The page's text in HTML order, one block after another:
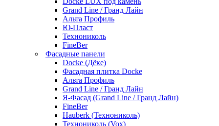
Grand Line / Гранд Лайн
Альта Профиль
Ю-Пласт
Технониколь
FineBer
Фасадные панели
Docke (Дёке)
Фасадная плитка Docke
Альта Профиль
Grand Line / Гранд Лайн
Я-Фасад (Grand Line / Гранд Лайн)
FineBer
Hauberk (Технониколь)
Технониколь (Vox)